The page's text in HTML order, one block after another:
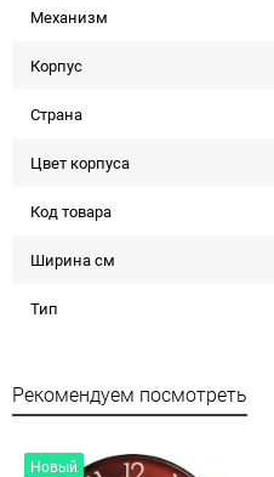
Механизм
Корпус
Страна
Цвет корпуса
Код товара
Ширина см
Тип
Рекомендуем посмотреть
Новый